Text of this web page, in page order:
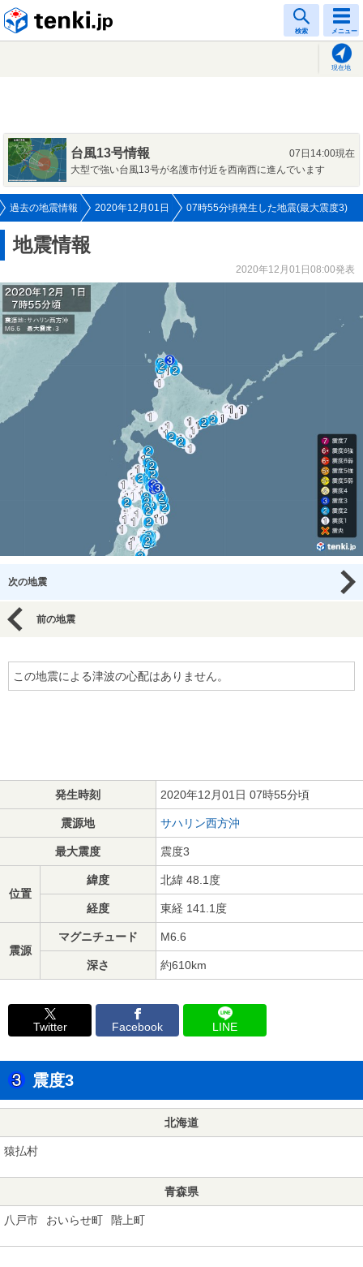
検索 メニュー
現在地
台風13号情報
07日14:00現在
大型で強い台風13号が名護市付近を西南西に進んでいます
過去の地震情報 2020年12月01日 07時55分頃発生した地震(最大震度3)
地震情報
2020年12月01日08:00発表
次の地震
前の地震
この地震による津波の心配はありません。
発生時刻 2020年12月01日 07時55分頃
震源地 サハリン西方沖
最大震度 震度3
位置
緯度 北緯 48.1度
経度 東経 141.1度
震源
マグニチュード M6.6
深さ 約610km
Twitter Facebook LINE
震度3
北海道
猿払村
青森県
八戸市 おいらせ町 階上町